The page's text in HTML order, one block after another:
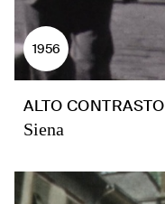
1956
ALTO CONTRASTO
Siena